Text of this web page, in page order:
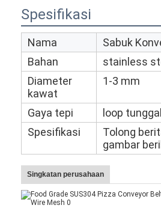
Spesifikasi
Nama
Sabuk
Bahan
stainless
Diameter
kawat
1-3 mm
Gaya tepi
loop
Spesifikasi
Tolong
gambar
Singkatan perusahaan